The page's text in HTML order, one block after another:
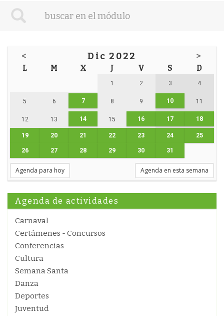
< Dic 2022 >
L M X J V S D
1 2 3 4
5 6 7 8 9 10 11
12 13 14 15 16 17 18
19 20 21 22 23 24 25
26 27 28 29 30 31
Agenda para hoy Agenda en esta semana
Agenda de actividades
Carnaval
Certámenes - Concursos
Conferencias
Cultura
Semana Santa
Danza
Deportes
Juventud